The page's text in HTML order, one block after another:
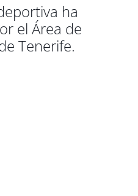
ha
el Área de
Tenerife.